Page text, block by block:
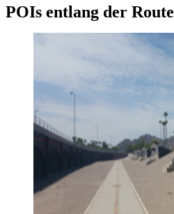
POIs entlang der Route